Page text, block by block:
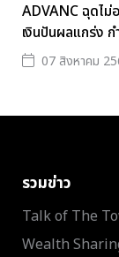
ADVANC ฉุดไม่
เงินปันผลแกร่ง
07 สิงหาคม
รวมข่าว
Talk of The
Wealth